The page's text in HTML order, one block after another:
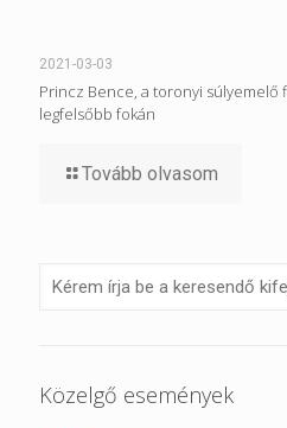
2021-03-03
Princz Bence, a toronyi súlyemelő
legfelsőbb fokán
Tovább olvasom
Közelgő események